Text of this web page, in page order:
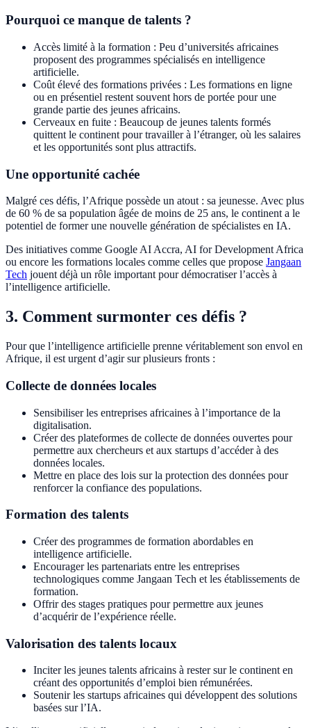
Pourquoi ce manque de talents ?
Accès limité à la formation : Peu d’universités africaines
proposent des programmes spécialisés en intelligence
artificielle.
Coût élevé des formations privées : Les formations en ligne
ou en présentiel restent souvent hors de portée pour une
grande partie des jeunes africains.
Cerveaux en fuite : Beaucoup de jeunes talents formés
quittent le continent pour travailler à l’étranger, où les salaires
et les opportunités sont plus attractifs.
Une opportunité cachée
Malgré ces défis, l’Afrique possède un atout : sa jeunesse. Avec plus
de 60 % de sa population âgée de moins de 25 ans, le continent a le
potentiel de former une nouvelle génération de spécialistes en IA.
Des initiatives comme Google AI Accra, AI for Development Africa
ou encore les formations locales comme celles que propose Jangaan
Tech jouent déjà un rôle important pour démocratiser l’accès à
l’intelligence artificielle.
3. Comment surmonter ces défis ?
Pour que l’intelligence artificielle prenne véritablement son envol en
Afrique, il est urgent d’agir sur plusieurs fronts :
Collecte de données locales
Sensibiliser les entreprises africaines à l’importance de la
digitalisation.
Créer des plateformes de collecte de données ouvertes pour
permettre aux chercheurs et aux startups d’accéder à des
données locales.
Mettre en place des lois sur la protection des données pour
renforcer la confiance des populations.
Formation des talents
Créer des programmes de formation abordables en
intelligence artificielle.
Encourager les partenariats entre les entreprises
technologiques comme Jangaan Tech et les établissements de
formation.
Offrir des stages pratiques pour permettre aux jeunes
d’acquérir de l’expérience réelle.
Valorisation des talents locaux
Inciter les jeunes talents africains à rester sur le continent en
créant des opportunités d’emploi bien rémunérées.
Soutenir les startups africaines qui développent des solutions
basées sur l’IA.